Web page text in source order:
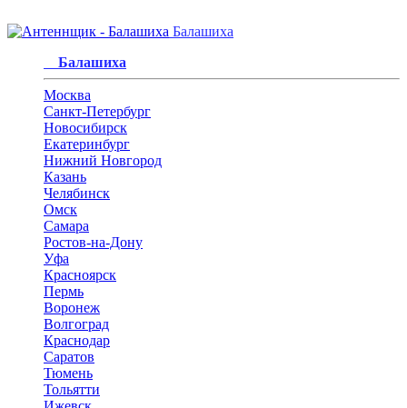
Балашиха
Балашиха
Москва
Санкт-Петербург
Новосибирск
Екатеринбург
Нижний Новгород
Казань
Челябинск
Омск
Самара
Ростов-на-Дону
Уфа
Красноярск
Пермь
Воронеж
Волгоград
Краснодар
Саратов
Тюмень
Тольятти